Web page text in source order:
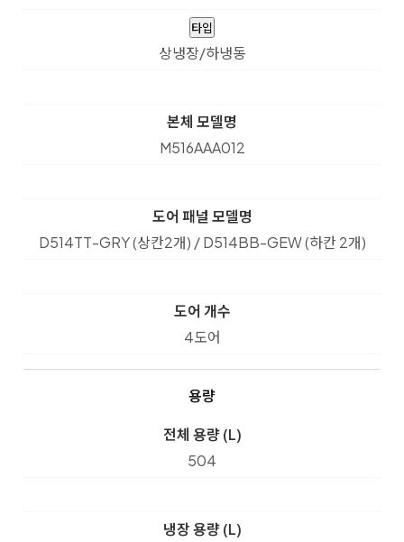
타입
상냉장/하냉동
본체 모델명
M516AAA012
도어 패널 모델명
D514TT-GRY (상칸2개) / D514BB-GEW (하칸 2개)
도어 개수
4도어
용량
전체 용량 (L)
504
냉장 용량 (L)